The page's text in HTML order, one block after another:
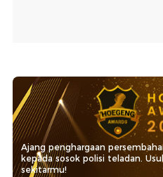
Ajang penghargaan
kepada sosok polisi teladan.
sekitarmu!